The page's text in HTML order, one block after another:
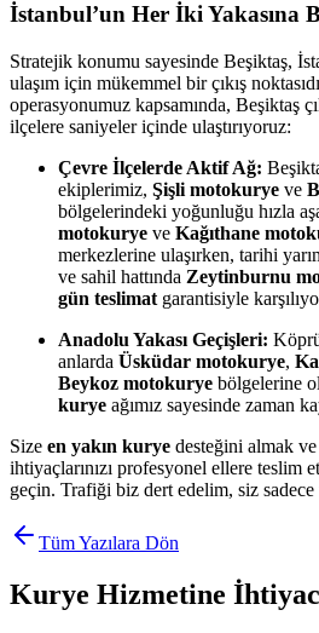
İstanbul’un Her İki Yakasına
Stratejik konumu sayesinde Beşiktaş,
ulaşım için mükemmel bir çıkış
operasyonumuz kapsamında, Beşiktaş
ilçelere saniyeler içinde ulaştırıyoruz:
Çevre İlçelerde Aktif Ağ:
ekiplerimiz, Şişli motokurye ve
bölgelerindeki yoğunluğu hızla
motokurye ve Kağıthane
merkezlerine ulaşırken, tarihi
ve sahil hattında Zeytinburnu
gün teslimat garantisiyle
Anadolu Yakası Geçişleri:
anlarda Üsküdar motokurye,
Beykoz motokurye bölgelerine
kurye ağımız sayesinde zaman
Size en yakın kurye desteğini almak ve
ihtiyaçlarınızı profesyonel ellere teslim
geçin. Trafiği biz dert edelim, siz
Tüm Yazılara Dön
Kurye Hizmetine